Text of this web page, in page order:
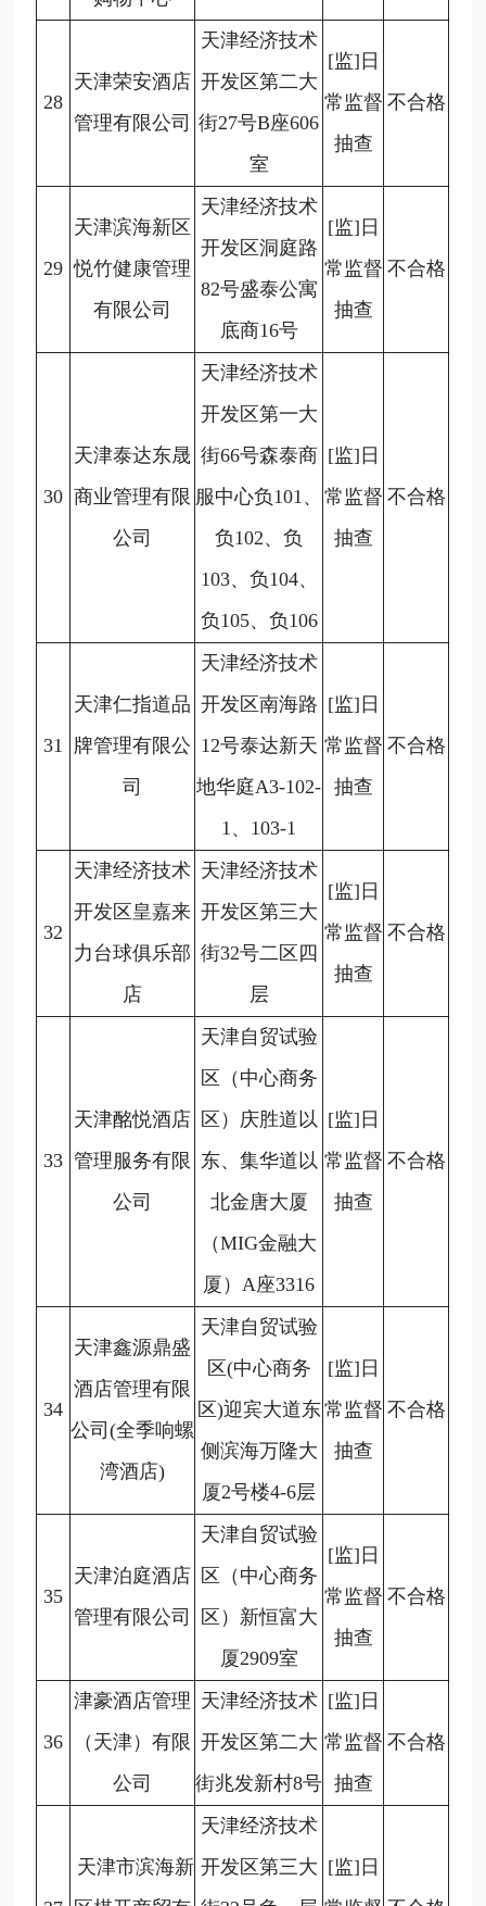
28
天津荣安酒店
管理有限公司
天津经济技术
开发区第二大
街27号B座606
室
[监]日
常监督
抽查
不合格
29
天津滨海新区
悦竹健康管理
有限公司
天津经济技术
开发区洞庭路
82号盛泰公寓
底商16号
[监]日
常监督
抽查
不合格
30
天津泰达东晟
商业管理有限
公司
天津经济技术
开发区第一大
街66号森泰商
服中心负101、
负102、负
103、负104、
负105、负106
[监]日
常监督
抽查
不合格
31
天津仁指道品
牌管理有限公
司
天津经济技术
开发区南海路
12号泰达新天
地华庭A3-102-
1、103-1
[监]日
常监督
抽查
不合格
32
天津经济技术
开发区皇嘉来
力台球俱乐部
店
天津经济技术
开发区第三大
街32号二区四
层
[监]日
常监督
抽查
不合格
33
天津酩悦酒店
管理服务有限
公司
天津自贸试验
区（中心商务
区）庆胜道以
东、集华道以
北金唐大厦
（MIG金融大
厦）A座3316
[监]日
常监督
抽查
不合格
34
天津鑫源鼎盛
酒店管理有限
公司(全季响螺
湾酒店)
天津自贸试验
区(中心商务
区)迎宾大道东
侧滨海万隆大
厦2号楼4-6层
[监]日
常监督
抽查
不合格
35
天津泊庭酒店
管理有限公司
天津自贸试验
区（中心商务
区）新恒富大
厦2909室
[监]日
常监督
抽查
不合格
36
津豪酒店管理
（天津）有限
公司
天津经济技术
开发区第二大
街兆发新村8号
[监]日
常监督
抽查
不合格
天津市滨海新
天津经济技术
开发区第三大 [监]日